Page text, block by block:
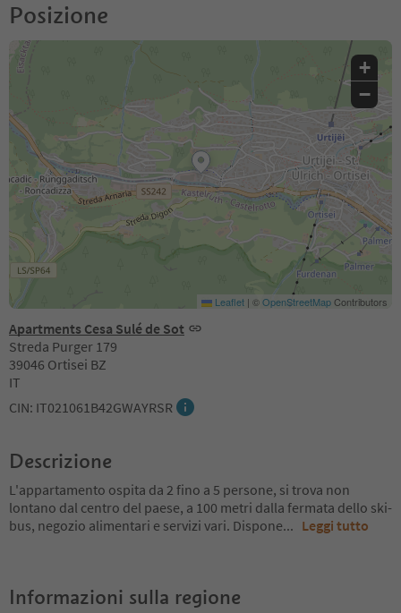
Posizione
Apartments Cesa Sulé de Sot
Streda Purger 179
39046 Ortisei BZ
IT
CIN: IT021061B42GWAYRSR
+
−
Leaflet | ©OpenStreetMapContributors
Descrizione
L'appartamento ospita da 2 fino a 5 persone, si trova non
lontano dal centro del paese, a 100 metri dalla fermata dello ski-
bus, negozio alimentari e servizi vari. Dispone... Leggi tutto
Informazioni sulla regione